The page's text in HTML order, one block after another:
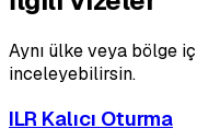
Aynı ülke veya bölge
inceleyebilirsin.
ILR Kalıcı Oturma